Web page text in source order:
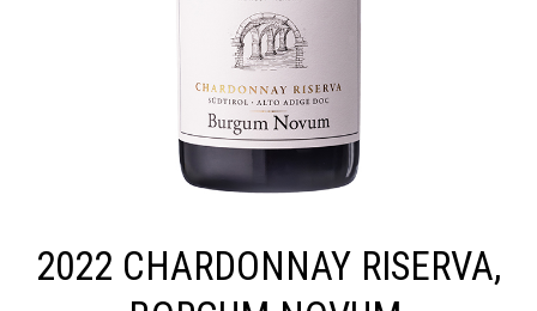
2022 CHARDONNAY RISERVA,